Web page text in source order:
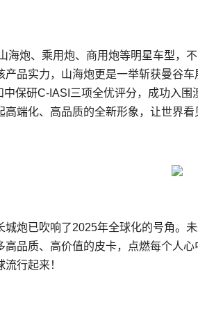
海炮、乘用炮、商用炮等明星车型，
产品实力，山海炮更是一举斩获曼谷
保研C-IASI三项全优评分，成功入围
端化、高品质的全新形象，让世界看
城炮已吹响了2025年全球化的号角。
高品质、高价值的皮卡，点燃每个人
行起来！